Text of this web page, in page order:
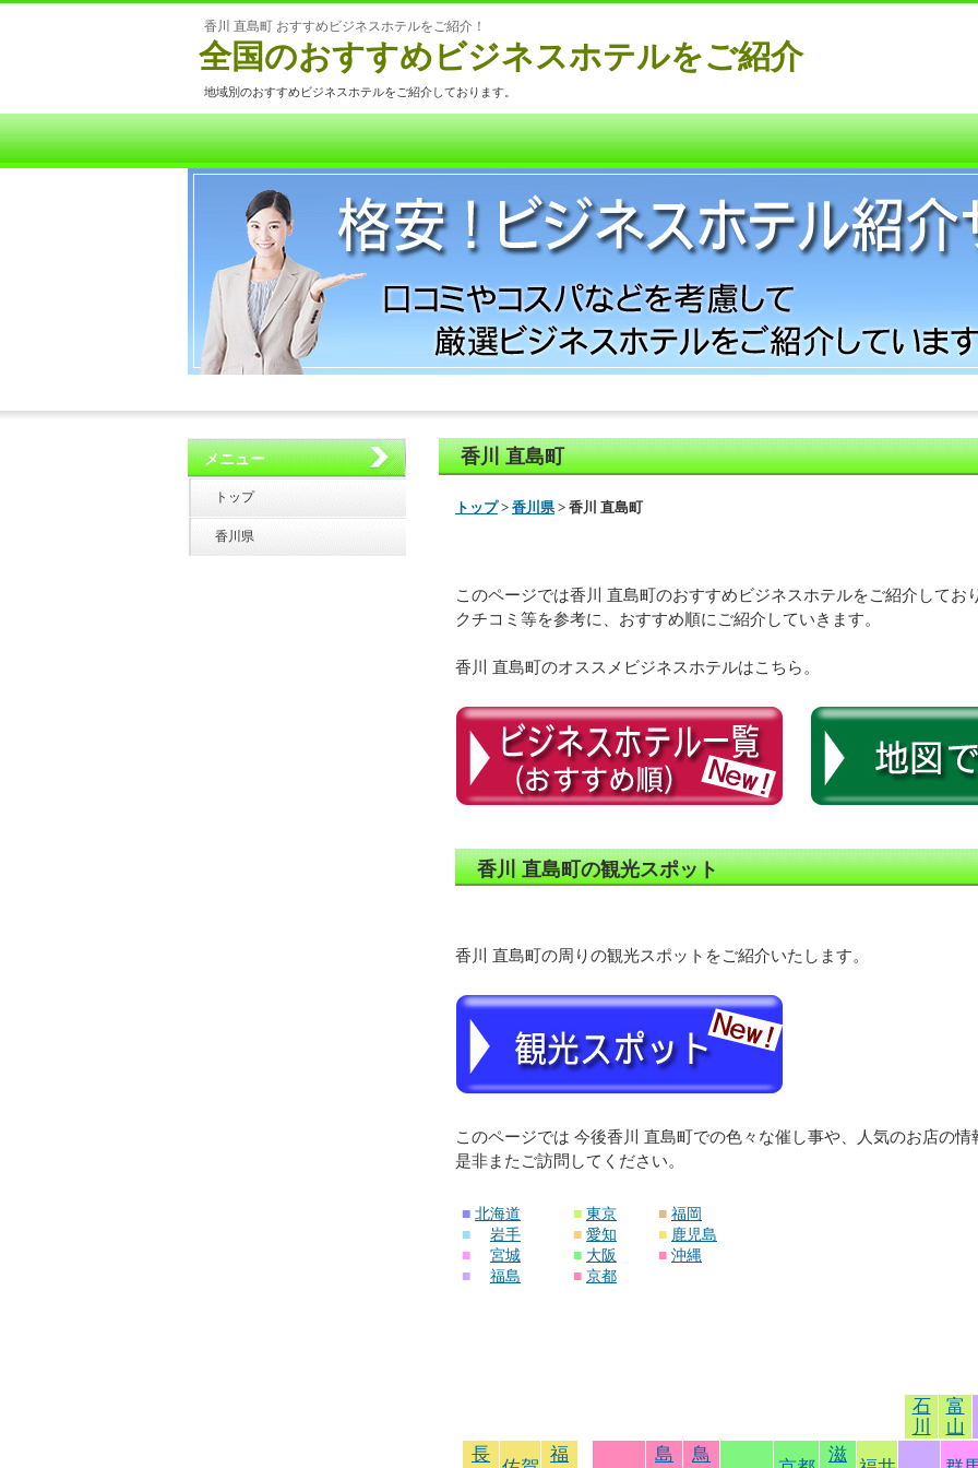
香川 直島町 おすすめビジネスホテルをご紹介！
全国のおすすめビジネスホテルをご紹介
地域別のおすすめビジネスホテルをご紹介しております。
香川 直島町
トップ> 香川県> 香川 直島町
このページでは香川 直島町のおすすめビジネスホテルをご紹介してお
クチコミ等を参考に、おすすめ順にご紹介していきます。
香川 直島町のオススメビジネスホテルはこちら。
香川 直島町の観光スポット
香川 直島町の周りの観光スポットをご紹介いたします。
このページでは 今後香川 直島町での色々な催し事や、人気のお店の
是非またご訪問してください。
■ 北海道
■
岩手
■
宮城
■
福島
■ 東京
■ 愛知
■ 大阪
■ 京都
■ 福岡
■ 鹿児島
■ 沖縄
石
川
富
山
長
福 島 鳥 滋
メニュー
トップ
香川県